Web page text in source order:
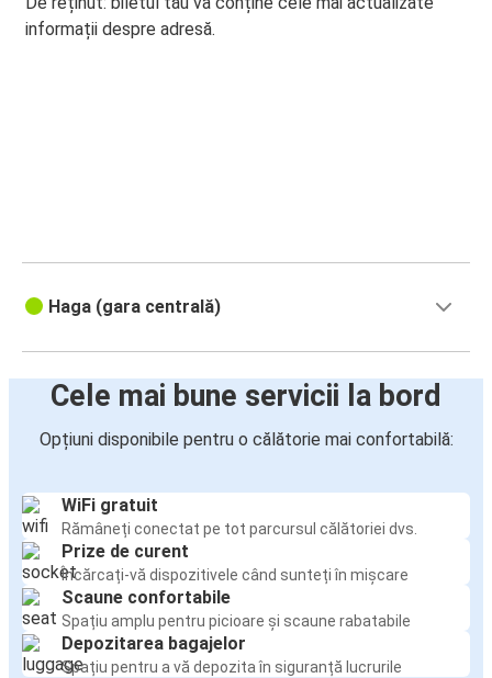
informații despre adresă.
Haga (gara centrală)
Cele mai bune servicii la bord
Opțiuni disponibile pentru o călătorie mai confortabilă:
WiFi gratuit
Rămâneți conectat pe tot parcursul călătoriei dvs.
Prize de curent
Încărcați-vă dispozitivele când sunteți în mișcare
Scaune confortabile
Spațiu amplu pentru picioare și scaune rabatabile
Depozitarea bagajelor
Spațiu pentru a vă depozita în siguranță lucrurile